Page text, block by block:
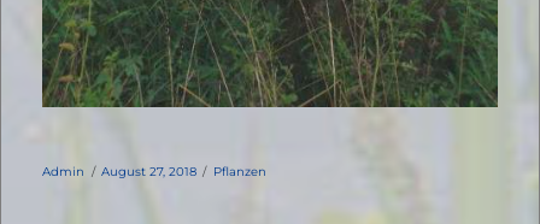
Autor
Admin
Veröffentlicht
August 27, 2018 Kategorien
Pflanzen